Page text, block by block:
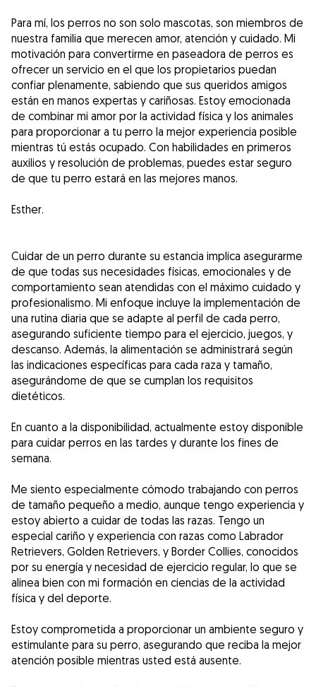
Para mí, los perros no son solo mascotas, son miembros de
nuestra familia que merecen amor, atención y cuidado. Mi
motivación para convertirme en paseadora de perros es
ofrecer un servicio en el que los propietarios puedan
confiar plenamente, sabiendo que sus queridos amigos
están en manos expertas y cariñosas. Estoy emocionada
de combinar mi amor por la actividad física y los animales
para proporcionar a tu perro la mejor experiencia posible
mientras tú estás ocupado. Con habilidades en primeros
auxilios y resolución de problemas, puedes estar seguro
de que tu perro estará en las mejores manos.
Esther.
Cuidar de un perro durante su estancia implica asegurarme
de que todas sus necesidades físicas, emocionales y de
comportamiento sean atendidas con el máximo cuidado y
profesionalismo. Mi enfoque incluye la implementación de
una rutina diaria que se adapte al perfil de cada perro,
asegurando suficiente tiempo para el ejercicio, juegos, y
descanso. Además, la alimentación se administrará según
las indicaciones específicas para cada raza y tamaño,
asegurándome de que se cumplan los requisitos
dietéticos.
En cuanto a la disponibilidad, actualmente estoy disponible
para cuidar perros en las tardes y durante los fines de
semana.
Me siento especialmente cómodo trabajando con perros
de tamaño pequeño a medio, aunque tengo experiencia y
estoy abierto a cuidar de todas las razas. Tengo un
especial cariño y experiencia con razas como Labrador
Retrievers, Golden Retrievers, y Border Collies, conocidos
por su energía y necesidad de ejercicio regular, lo que se
alinea bien con mi formación en ciencias de la actividad
física y del deporte.
Estoy comprometida a proporcionar un ambiente seguro y
estimulante para su perro, asegurando que reciba la mejor
atención posible mientras usted está ausente.